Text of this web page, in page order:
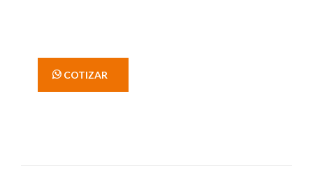
' COTIZAR